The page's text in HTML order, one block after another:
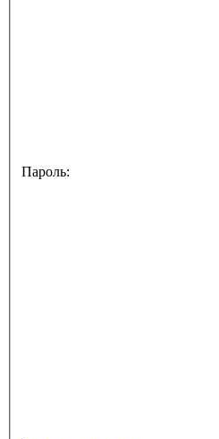
Пароль: